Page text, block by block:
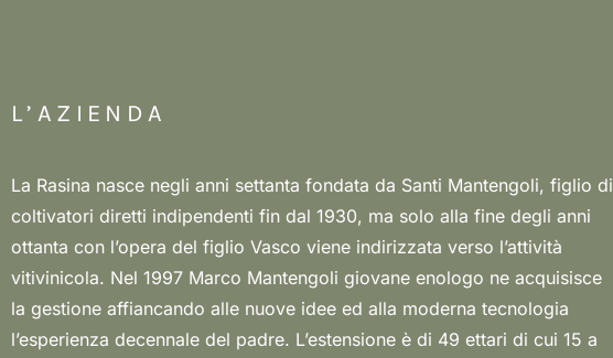
L’AZIENDA
La Rasina nasce negli anni settanta fondata da Santi Mantengoli, figlio di
coltivatori diretti indipendenti fin dal 1930, ma solo alla fine degli anni
ottanta con l’opera del figlio Vasco viene indirizzata verso l’attività
vitivinicola. Nel 1997 Marco Mantengoli giovane enologo ne acquisisce
la gestione affiancando alle nuove idee ed alla moderna tecnologia
l’esperienza decennale del padre. L’estensione è di 49 ettari di cui 15 a
tra i 10 ed i 40 anni, tutti allevati a cordone basso speronato. Da questa
terra e da queste vigne, Marco produce ben tre diverse versioni del
Brunello, una un po’ più “classica”, una riserva dedicata al padre Vasco
ed una selezione, a ricordo del nonno, che esce sul mercato per la prima
volta nel 2020 e che ben rappresenta il vignaiolo di Montalcino. Una
vera azienda agricola, certificata in agricoltura biologica dal 2017,